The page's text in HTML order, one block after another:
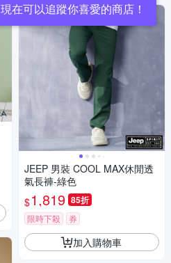
現在可以追蹤你喜愛的商店！
JEEP 男裝 COOL MAX休閒透
氣長褲-綠色
$1,819 85折
限時下殺 券
加入購物車